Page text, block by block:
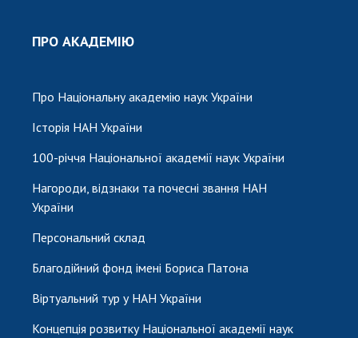
ПРО АКАДЕМІЮ
Про Національну академію наук України
Історія НАН України
100-річчя Національної академії наук України
Нагороди, відзнаки та почесні звання НАН
України
Персональний склад
Благодійний фонд імені Бориса Патона
Віртуальний тур у НАН України
Концепція розвитку Національної академії наук